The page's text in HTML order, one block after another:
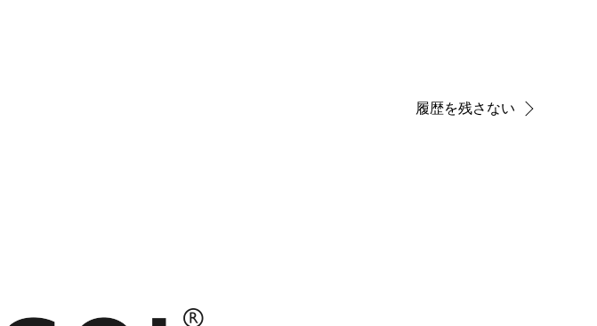
履歴を残さない